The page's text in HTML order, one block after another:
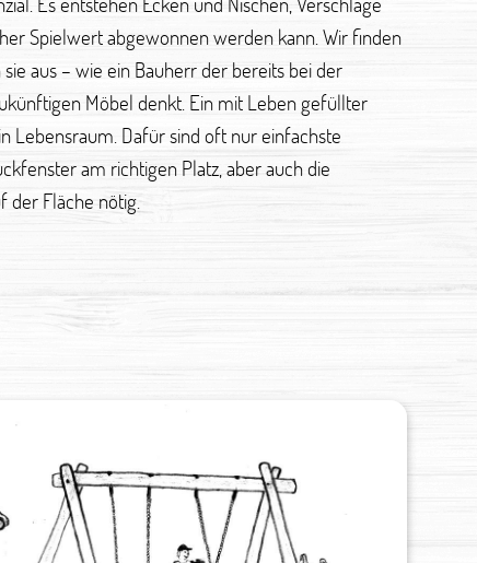
Spielwert abgewonnen werden kann. Wir finden
aus – wie ein Bauherr der bereits bei der
Möbel denkt. Ein mit Leben gefüllter
Lebensraum. Dafür sind oft nur einfachste
am richtigen Platz, aber auch die
der Fläche nötig.